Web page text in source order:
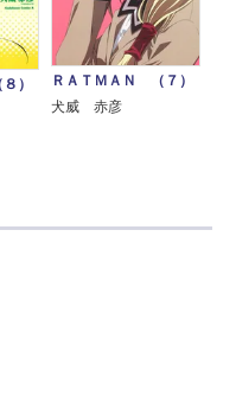
）
ＲＡＴＭＡＮ （７）
犬威 赤彦